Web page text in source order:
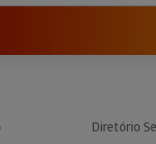
Diretório